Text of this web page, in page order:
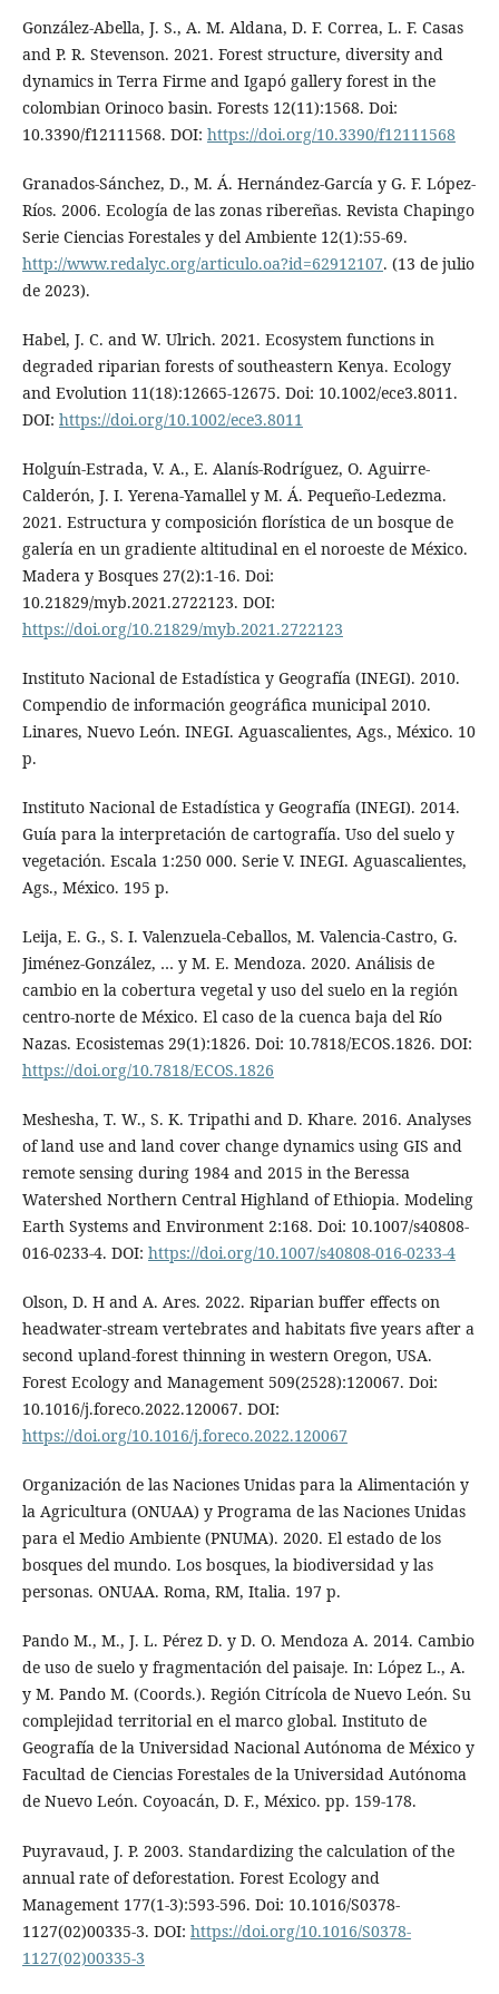
González-Abella, J. S., A. M. Aldana, D. F. Correa, L. F. Casas
and P. R. Stevenson. 2021. Forest structure, diversity and
dynamics in Terra Firme and Igapó gallery forest in the
colombian Orinoco basin. Forests 12(11):1568. Doi:
10.3390/f12111568. DOI: https://doi.org/10.3390/f12111568
Granados-Sánchez, D., M. Á. Hernández-García y G. F. López-
Ríos. 2006. Ecología de las zonas ribereñas. Revista Chapingo
Serie Ciencias Forestales y del Ambiente 12(1):55-69.
http://www.redalyc.org/articulo.oa?id=62912107. (13 de julio
de 2023).
Habel, J. C. and W. Ulrich. 2021. Ecosystem functions in
degraded riparian forests of southeastern Kenya. Ecology
and Evolution 11(18):12665-12675. Doi: 10.1002/ece3.8011.
DOI: https://doi.org/10.1002/ece3.8011
Holguín-Estrada, V. A., E. Alanís-Rodríguez, O. Aguirre-
Calderón, J. I. Yerena-Yamallel y M. Á. Pequeño-Ledezma.
2021. Estructura y composición florística de un bosque de
galería en un gradiente altitudinal en el noroeste de México.
Madera y Bosques 27(2):1-16. Doi:
10.21829/myb.2021.2722123. DOI:
https://doi.org/10.21829/myb.2021.2722123
Instituto Nacional de Estadística y Geografía (INEGI). 2010.
Compendio de información geográfica municipal 2010.
Linares, Nuevo León. INEGI. Aguascalientes, Ags., México. 10
p.
Instituto Nacional de Estadística y Geografía (INEGI). 2014.
Guía para la interpretación de cartografía. Uso del suelo y
vegetación. Escala 1:250 000. Serie V. INEGI. Aguascalientes,
Ags., México. 195 p.
Leija, E. G., S. I. Valenzuela-Ceballos, M. Valencia-Castro, G.
Jiménez-González, … y M. E. Mendoza. 2020. Análisis de
cambio en la cobertura vegetal y uso del suelo en la región
centro-norte de México. El caso de la cuenca baja del Río
Nazas. Ecosistemas 29(1):1826. Doi: 10.7818/ECOS.1826. DOI:
https://doi.org/10.7818/ECOS.1826
Meshesha, T. W., S. K. Tripathi and D. Khare. 2016. Analyses
of land use and land cover change dynamics using GIS and
remote sensing during 1984 and 2015 in the Beressa
Watershed Northern Central Highland of Ethiopia. Modeling
Earth Systems and Environment 2:168. Doi: 10.1007/s40808-
016-0233-4. DOI: https://doi.org/10.1007/s40808-016-0233-4
Olson, D. H and A. Ares. 2022. Riparian buffer effects on
headwater-stream vertebrates and habitats five years after a
second upland-forest thinning in western Oregon, USA.
Forest Ecology and Management 509(2528):120067. Doi:
10.1016/j.foreco.2022.120067. DOI:
https://doi.org/10.1016/j.foreco.2022.120067
Organización de las Naciones Unidas para la Alimentación y
la Agricultura (ONUAA) y Programa de las Naciones Unidas
para el Medio Ambiente (PNUMA). 2020. El estado de los
bosques del mundo. Los bosques, la biodiversidad y las
personas. ONUAA. Roma, RM, Italia. 197 p.
Pando M., M., J. L. Pérez D. y D. O. Mendoza A. 2014. Cambio
de uso de suelo y fragmentación del paisaje. In: López L., A.
y M. Pando M. (Coords.). Región Citrícola de Nuevo León. Su
complejidad territorial en el marco global. Instituto de
Geografía de la Universidad Nacional Autónoma de México y
Facultad de Ciencias Forestales de la Universidad Autónoma
de Nuevo León. Coyoacán, D. F., México. pp. 159-178.
Puyravaud, J. P. 2003. Standardizing the calculation of the
annual rate of deforestation. Forest Ecology and
Management 177(1-3):593-596. Doi: 10.1016/S0378-
1127(02)00335-3. DOI: https://doi.org/10.1016/S0378-
1127(02)00335-3